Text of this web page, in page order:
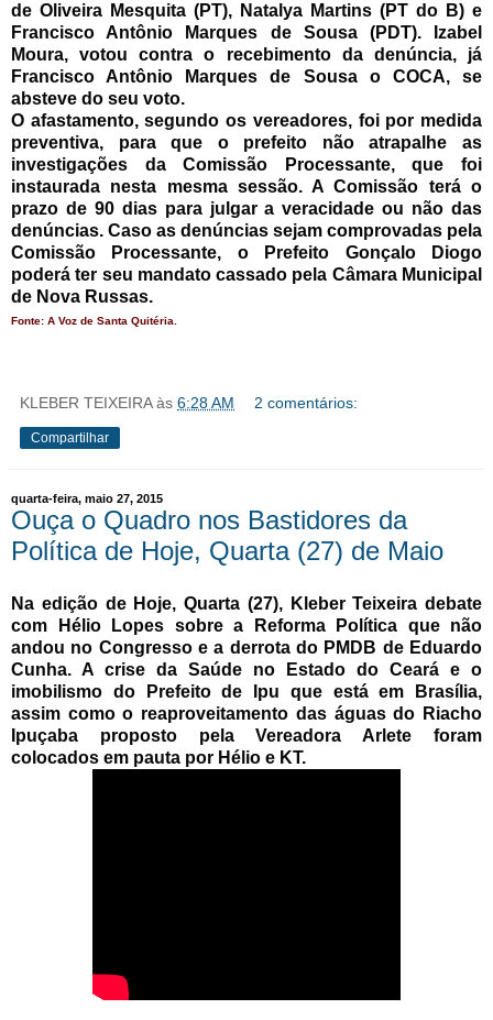
de Oliveira Mesquita (PT), Natalya Martins (PT do B) e
Francisco Antônio Marques de Sousa (PDT). Izabel
Moura, votou contra o recebimento da denúncia, já
Francisco Antônio Marques de Sousa o COCA, se
absteve do seu voto.
O afastamento, segundo os vereadores, foi por medida
preventiva, para que o prefeito não atrapalhe as
investigações da Comissão Processante, que foi
instaurada nesta mesma sessão. A Comissão terá o
prazo de 90 dias para julgar a veracidade ou não das
denúncias. Caso as denúncias sejam comprovadas pela
Comissão Processante, o Prefeito Gonçalo Diogo
poderá ter seu mandato cassado pela Câmara Municipal
de Nova Russas.
Fonte: A Voz de Santa Quitéria.
KLEBER TEIXEIRA às 6:28 AM 2 comentários:
Compartilhar
quarta-feira, maio 27, 2015
Ouça o Quadro nos Bastidores da
Política de Hoje, Quarta (27) de Maio
Na edição de Hoje, Quarta (27), Kleber Teixeira debate
com Hélio Lopes sobre a Reforma Política que não
andou no Congresso e a derrota do PMDB de Eduardo
Cunha. A crise da Saúde no Estado do Ceará e o
imobilismo do Prefeito de Ipu que está em Brasília,
assim como o reaproveitamento das águas do Riacho
Ipuçaba proposto pela Vereadora Arlete foram
colocados em pauta por Hélio e KT.